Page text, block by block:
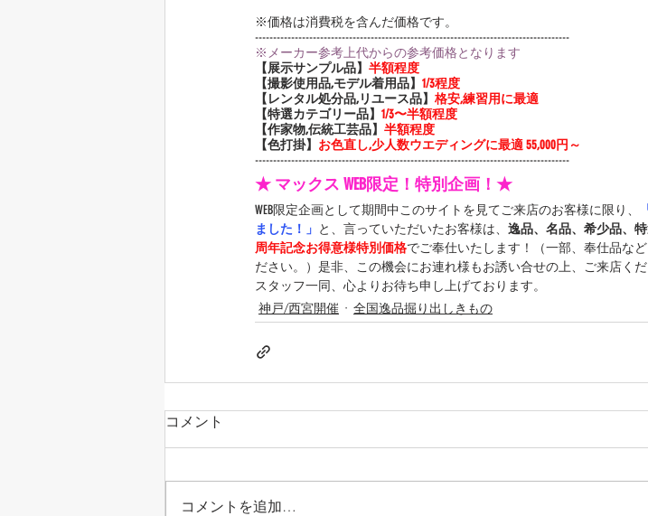
※価格は消費税を含んだ価格です。
---------------------------------------------------------------------------------------
※メーカー参考上代からの参考価格となります
【展示サンプル品】 半額程度
【撮影使用品,モデル着用品】 1/3程度
【レンタル処分品,リユース品】 格安,練習用に最適
【特選カテゴリー品】 1/3〜半額程度
【作家物,伝統工芸品】 半額程度
【色打掛】 お色直し,少人数ウエディングに最適 55,000円～
---------------------------------------------------------------------------------------
★ マックス WEB限定！特別企画！★
WEB限定企画として期間中このサイトを見てご来店のお客様に限り、
ました！」 と、言っていただいたお客様は、 逸品、名品、希少品、
周年記念お得意様特別価格でご奉仕いたします！（一部、奉仕品な
ださい。）是非、この機会にお連れ様もお誘い合せの上、ご来店くだ
スタッフ一同、心よりお待ち申し上げております。
神戸/西宮開催 全国逸品掘り出しきもの
コメント
コメントを追加…